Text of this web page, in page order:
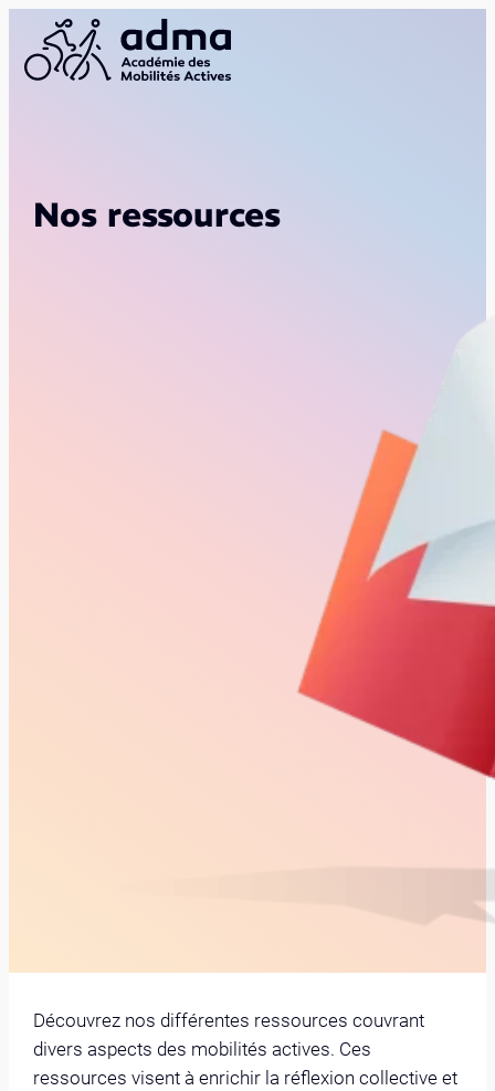
Nos ressources
Découvrez nos différentes ressources couvrant
divers aspects des mobilités actives. Ces
ressources visent à enrichir la réflexion collective et